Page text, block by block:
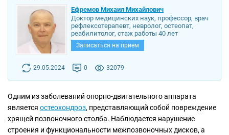
Ефремов Михаил Михайлович
Доктор медицинских наук, профессор, врач
рефлексотерапевт, невролог, остеопат,
реабилитолог, стаж работы 40 лет
Записаться на прием
29.05.2024 0 32079
Одним из заболеваний опорно-двигательного аппарата
является остеохондроз, представляющий собой повреждение
хрящей позвоночного столба. Наблюдается нарушение
строения и функциональности межпозвоночных дисков, а